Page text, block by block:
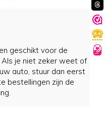
geschikt voor de
je niet zeker weet of
auto, stuur dan eerst
bestellingen zijn de